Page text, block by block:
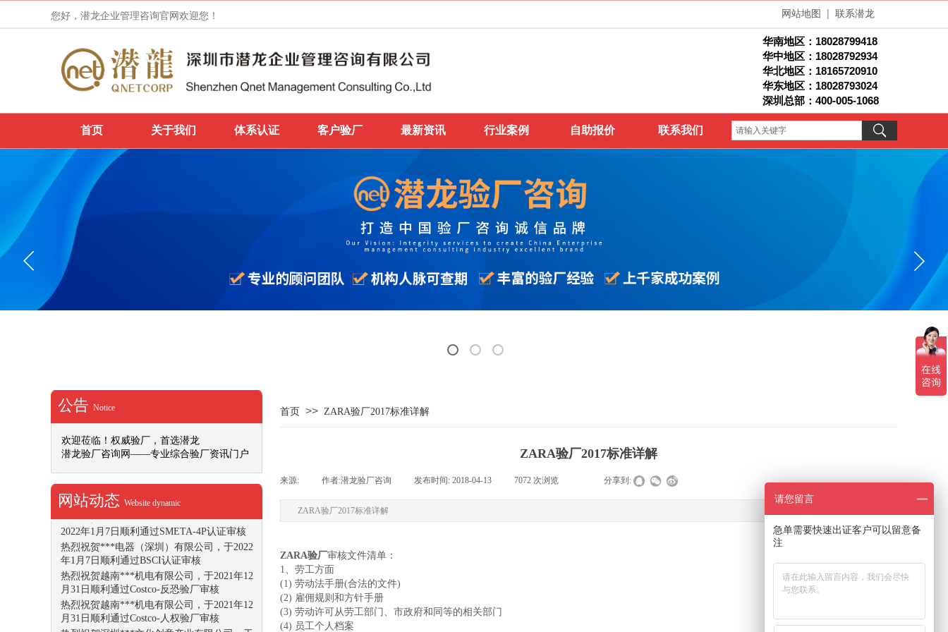
网站地图 | 联系潜龙
您好，潜龙企业管理咨询官网欢迎您！
华南地区： 18028799418
华中地区：18028792934
华北地区：18165720910
华东地区：18028793024
深圳总部：400-005-1068
关于我们 体系认证 客户验厂 最新资讯 行业案例
首页 自助报价 联系我们
欢迎莅临！权威验厂，首选潜龙
潜龙验厂咨询网——专业综合验厂资讯门户
热烈祝贺深圳***文化创意产业有限公司，于
2022年1月14日顺利通过ISO9001认证审核
热烈祝贺广东***科技有限公司，于2022年1
月12日顺利通过Office Depot社会任责验厂审
核
热烈祝贺重庆***动力机械有限公司，于2022
年1月10日顺利通过SMETA-4P认证审核
热烈祝贺江门***食品加工仓储有限公司，于
2022年1月7日顺利通过SMETA-4P认证审核
热烈祝贺***电器（深圳）有限公司，于2022
年1月7日顺利通过BSCI认证审核
热烈祝贺越南***机电有限公司，于2021年12
月31日顺利通过Costco-反恐验厂审核
热烈祝贺越南***机电有限公司，于2021年12
月31日顺利通过Costco-人权验厂审核
公告 Notice
网站动态 Website dynamic
首页 >> ZARA验厂2017标准详解
ZARA验厂2017标准详解
来源: 作者:潜龙验厂咨询 发布时间: 2018-04-13 7072 次浏览 分享到:
ZARA验厂2017标准详解
ZARA验厂审核文件清单：
1、劳工方面
(1) 劳动法手册(合法的文件)
(2) 雇佣规则和方针手册
(3) 劳动许可从劳工部门、市政府和同等的相关部门
(4) 员工个人档案
请您留言
急单需要快速出证客户可以留意备
注